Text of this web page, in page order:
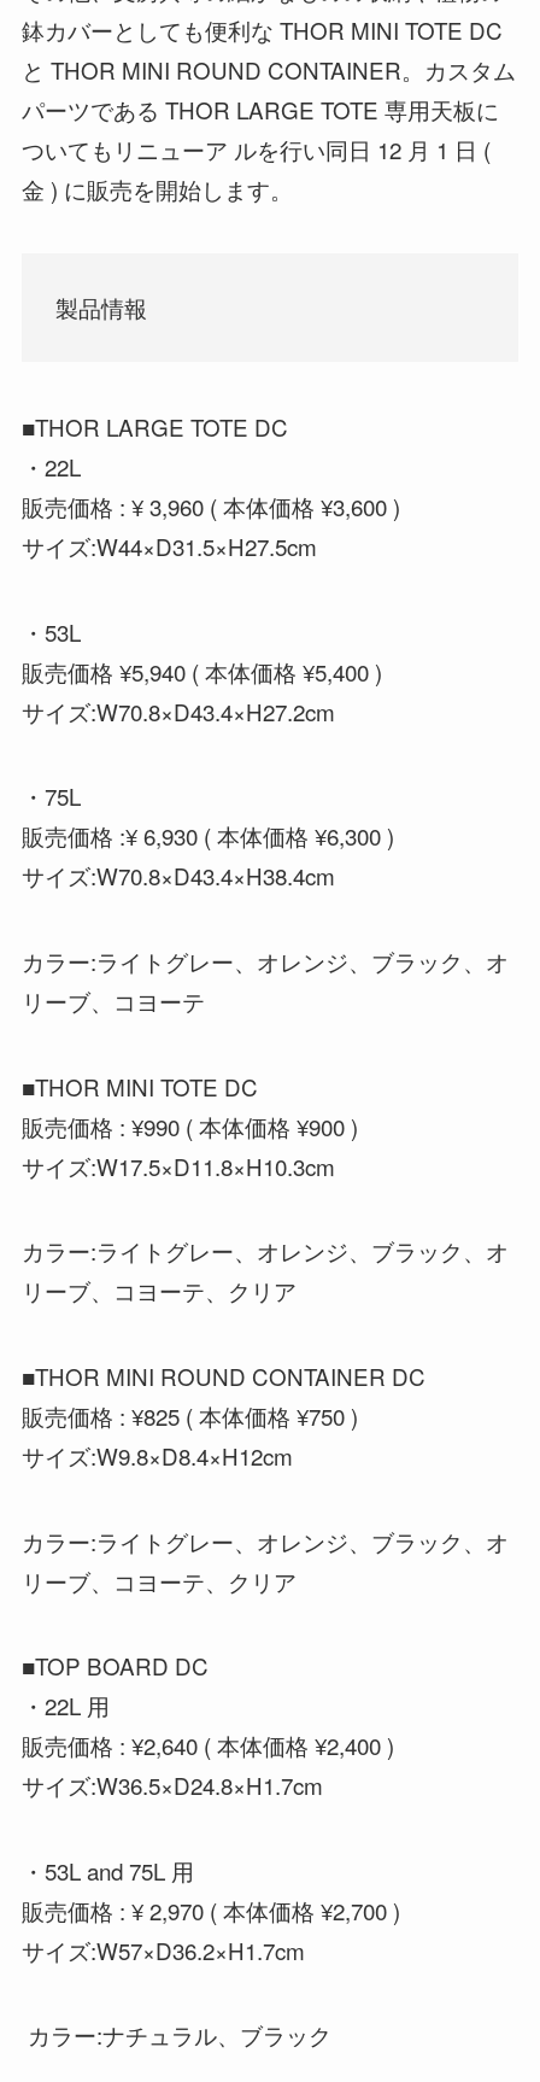
鉢カバーとしても便利な THOR MINI TOTE DC
と THOR MINI ROUND CONTAINER。カスタム
パーツである THOR LARGE TOTE 専用天板に
ついてもリニューア ルを行い同日 12 月 1 日 (
金 ) に販売を開始します。
製品情報
■THOR LARGE TOTE DC
・22L
販売価格 : ¥ 3,960 ( 本体価格 ¥3,600 )
サイズ:W44×D31.5×H27.5cm
・53L
販売価格 ¥5,940 ( 本体価格 ¥5,400 )
サイズ:W70.8×D43.4×H27.2cm
・75L
販売価格 :¥ 6,930 ( 本体価格 ¥6,300 )
サイズ:W70.8×D43.4×H38.4cm
カラー:ライトグレー、オレンジ、ブラック、オ
リーブ、コヨーテ
■THOR MINI TOTE DC
販売価格 : ¥990 ( 本体価格 ¥900 )
サイズ:W17.5×D11.8×H10.3cm
カラー:ライトグレー、オレンジ、ブラック、オ
リーブ、コヨーテ、クリア
■THOR MINI ROUND CONTAINER DC
販売価格 : ¥825 ( 本体価格 ¥750 )
サイズ:W9.8×D8.4×H12cm
カラー:ライトグレー、オレンジ、ブラック、オ
リーブ、コヨーテ、クリア
■TOP BOARD DC
・22L 用
販売価格 : ¥2,640 ( 本体価格 ¥2,400 )
サイズ:W36.5×D24.8×H1.7cm
・53L and 75L 用
販売価格 : ¥ 2,970 ( 本体価格 ¥2,700 )
サイズ:W57×D36.2×H1.7cm
カラー:ナチュラル、ブラック